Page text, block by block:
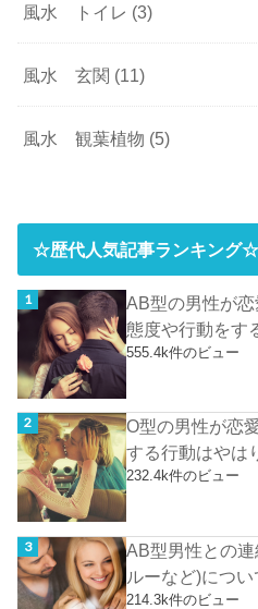
風水 トイレ (3)
風水 玄関 (11)
風水 観葉植物 (5)
☆歴代人気記事ランキング☆
AB型の男性が
態度や行動をす
555.4k件のビュー
O型の男性が恋
する行動はやは
232.4k件のビュー
AB型男性との
ルーなど)につい
214.3k件のビュー